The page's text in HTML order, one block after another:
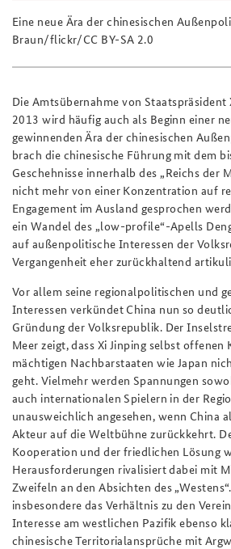
Eine neue Ära der chinesischen
Braun/flickr/CC BY-SA 2.0
Die Amtsübernahme von Staatspräsident
2013 wird häufig auch als Beginn einer
gewinnenden Ära der chinesischen
brach die chinesische Führung mit dem
Geschehnisse innerhalb des „Reichs der
nicht mehr von einer Konzentration auf
Engagement im Ausland gesprochen
ein Wandel des „low-profile“-Apells
auf außenpolitische Interessen der
Vergangenheit eher zurückhaltend
Vor allem seine regionalpolitischen und
Interessen verkündet China nun so
Gründung der Volksrepublik. Der
Meer zeigt, dass Xi Jinping selbst
mächtigen Nachbarstaaten wie Japan
geht. Vielmehr werden Spannungen
auch internationalen Spielern in der
unausweichlich angesehen, wenn China
Akteur auf die Weltbühne zurückkehrt.
Kooperation und der friedlichen Lösung
Herausforderungen rivalisiert dabei mit
Zweifeln an den Absichten des
insbesondere das Verhältnis zu den
Interesse am westlichen Pazifik ebenso
chinesische Territorialansprüche mit